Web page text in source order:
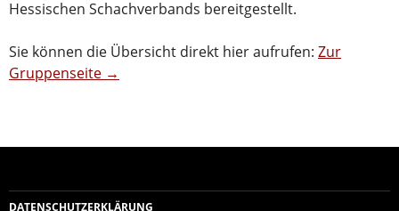
Hessischen Schachverbands bereitgestellt.
Sie können die Übersicht direkt hier aufrufen: Zur
Gruppenseite →
DATENSCHUTZERKLÄRUNG